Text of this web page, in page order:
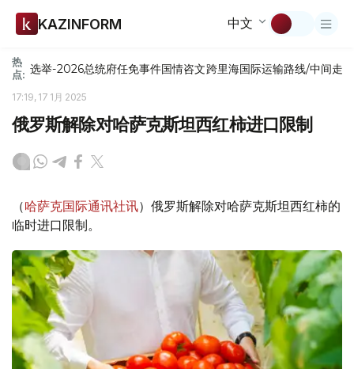
KAZINFORM 中文
热
点: 选举-2026总统府任免事件国情咨文跨里海国际运输路线/中间走廊
17:19, 17 1月 2025
俄罗斯解除对哈萨克斯坦西红柿进口限制
（哈萨克国际通讯社讯）俄罗斯解除对哈萨克斯坦西红柿的
临时进口限制。